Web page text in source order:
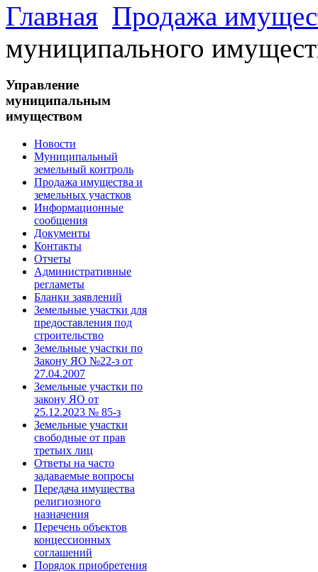
Главная Продажа
муниципального
Управление
муниципальным
имуществом
Новости
Муниципальный
земельный контроль
Продажа имущества и
земельных участков
Информационные
сообщения
Документы
Контакты
Отчеты
Административные
регламеты
Бланки заявлений
Земельные участки для
предоставления под
строительство
Земельные участки по
Закону ЯО №22-з от
27.04.2007
Земельные участки по
закону ЯО от
25.12.2023 № 85-з
Земельные участки
свободные от прав
третьих лиц
Ответы на часто
задаваемые вопросы
Передача имущества
религиозного
назначения
Перечень объектов
концессионных
соглашений
Порядок приобретения